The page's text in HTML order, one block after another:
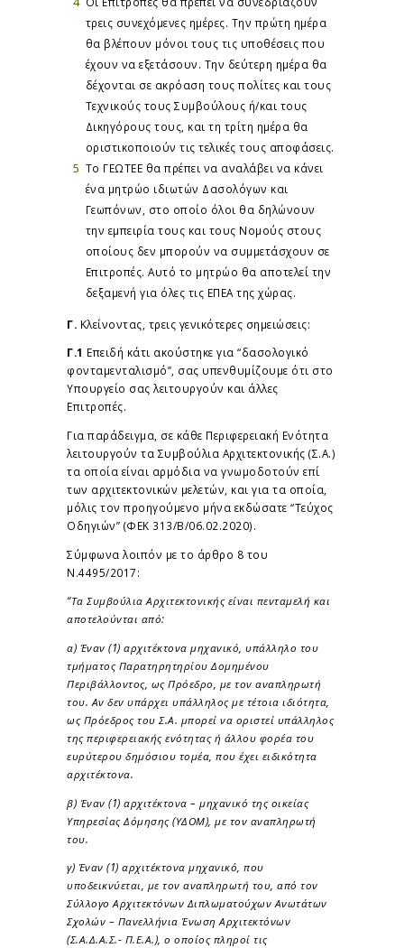
τρεις συνεχόμενες ημέρες. Την πρώτη ημέρα
θα βλέπουν μόνοι τους τις υποθέσεις που
έχουν να εξετάσουν. Την δεύτερη ημέρα θα
δέχονται σε ακρόαση τους πολίτες και τους
Τεχνικούς τους Συμβούλους ή/και τους
Δικηγόρους τους, και τη τρίτη ημέρα θα
οριστικοποιούν τις τελικές τους αποφάσεις.
Το ΓΕΩΤΕΕ θα πρέπει να αναλάβει να κάνει
ένα μητρώο ιδιωτών Δασολόγων και
Γεωπόνων, στο οποίο όλοι θα δηλώνουν
την εμπειρία τους και τους Νομούς στους
οποίους δεν μπορούν να συμμετάσχουν σε
Επιτροπές. Αυτό το μητρώο θα αποτελεί την
δεξαμενή για όλες τις ΕΠΕΑ της χώρας.
Γ. Κλείνοντας, τρεις γενικότερες σημειώσεις:
Γ.1 Επειδή κάτι ακούστηκε για “δασολογικό
φονταμενταλισμό”, σας υπενθυμίζουμε ότι στο
Υπουργείο σας λειτουργούν και άλλες
Επιτροπές.
Για παράδειγμα, σε κάθε Περιφερειακή Ενότητα
λειτουργούν τα Συμβούλια Αρχιτεκτονικής (Σ.Α.)
τα οποία είναι αρμόδια να γνωμοδοτούν επί
των αρχιτεκτονικών μελετών, και για τα οποία,
μόλις τον προηγούμενο μήνα εκδώσατε “Τεύχος
Οδηγιών” (ΦΕΚ 313/Β/06.02.2020).
Σύμφωνα λοιπόν με το άρθρο 8 του
Ν.4495/2017:
“Τα Συμβούλια Αρχιτεκτονικής είναι πενταμελή και
αποτελούνται από:
α) Έναν (1) αρχιτέκτονα μηχανικό, υπάλληλο του
τμήματος Παρατηρητηρίου Δομημένου
Περιβάλλοντος, ως Πρόεδρο, με τον αναπληρωτή
του. Αν δεν υπάρχει υπάλληλος με τέτοια ιδιότητα,
ως Πρόεδρος του Σ.Α. μπορεί να οριστεί υπάλληλος
της περιφερειακής ενότητας ή άλλου φορέα του
ευρύτερου δημόσιου τομέα, που έχει ειδικότητα
αρχιτέκτονα.
β) Έναν (1) αρχιτέκτονα – μηχανικό της οικείας
Υπηρεσίας Δόμησης (ΥΔΟΜ), με τον αναπληρωτή
του.
γ) Έναν (1) αρχιτέκτονα μηχανικό, που
υποδεικνύεται, με τον αναπληρωτή του, από τον
Σύλλογο Αρχιτεκτόνων Διπλωματούχων Ανωτάτων
Σχολών – Πανελλήνια Ένωση Αρχιτεκτόνων
(Σ.Α.Δ.Α.Σ.- Π.Ε.Α.), ο οποίος πληροί τις